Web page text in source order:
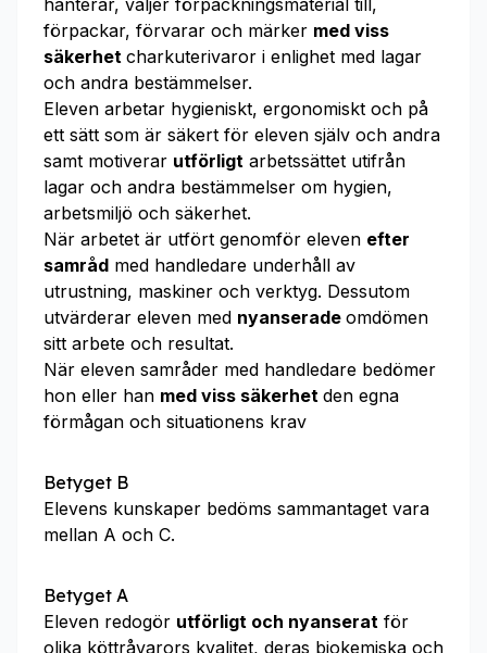
hanterar, väljer förpackningsmaterial till,
förpackar, förvarar och märker med viss
säkerhet charkuterivaror i enlighet med lagar
och andra bestämmelser.
Eleven arbetar hygieniskt, ergonomiskt och på
ett sätt som är säkert för eleven själv och andra
samt motiverar utförligt arbetssättet utifrån
lagar och andra bestämmelser om hygien,
arbetsmiljö och säkerhet.
När arbetet är utfört genomför eleven efter
samråd med handledare underhåll av
utrustning, maskiner och verktyg. Dessutom
utvärderar eleven med nyanserade omdömen
sitt arbete och resultat.
När eleven samråder med handledare bedömer
hon eller han med viss säkerhet den egna
förmågan och situationens krav
Betyget B
Elevens kunskaper bedöms sammantaget vara
mellan A och C.
Betyget A
Eleven redogör utförligt och nyanserat för
olika köttråvarors kvalitet, deras biokemiska och